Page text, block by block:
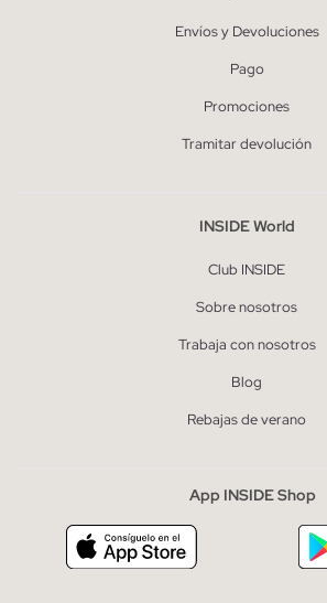
Envíos y Devoluciones
Pago
Promociones
Tramitar devolución
INSIDE World
Club INSIDE
Sobre nosotros
Trabaja con nosotros
Blog
Rebajas de verano
App INSIDE Shop